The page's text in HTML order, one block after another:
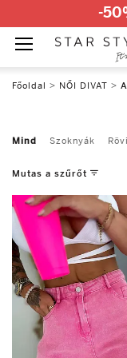
-
Főoldal > NŐI DIVAT >
Mind Szoknyák
Mutas a szűrőt
Méret
one size
XS
S
Szín
White
Black